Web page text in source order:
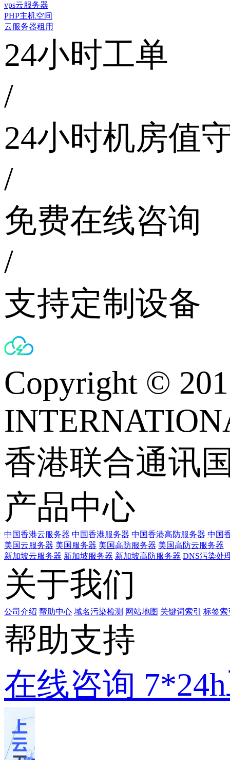
vps云服务器
PHP主机空间
云服务器租用
24小时工单
/
24小时机房值
/
免费在线咨询
/
支持定制设备
Copyright ©
香港联合通讯
产品中心
中国香港云服务器 中国香港服务器 中国香港高防服务器 中国
美国云服务器 美国服务器 美国高防服务器 美国高防云服务器
新加坡云服务器 新加坡服务器 新加坡高防服务器 DNS污染处
关于我们
公司介绍 帮助中心 域名污染检测 网站地图 关键词索引 标签索
帮助支持
在线咨询